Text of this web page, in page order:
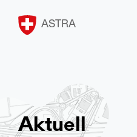
ASTRA
Aktuell